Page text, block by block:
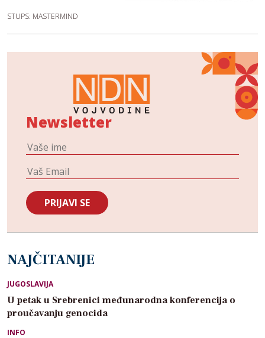
STUPS: MASTERMIND
Newsletter
NAJČITANIJE
JUGOSLAVIJA
U petak u Srebrenici međunarodna konferencija o
proučavanju genocida
INFO